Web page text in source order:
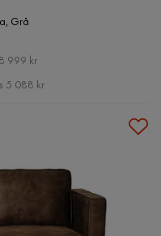
Grå
999 kr
5 088 kr